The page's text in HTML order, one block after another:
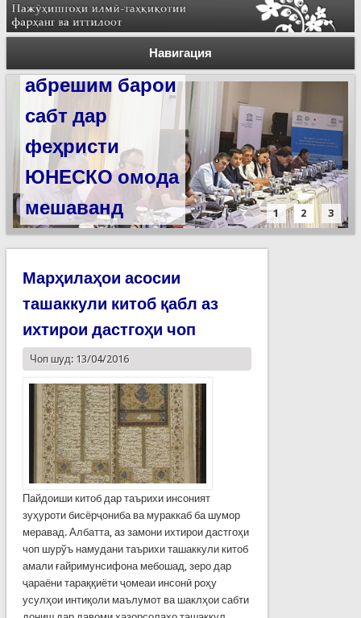
Навигация
Силсилаи
ёдгориҳои роҳи
абрешим барои
сабт дар
феҳристи
ЮНЕСКО омода
мешаванд
1 2 3
Марҳилаҳои асосии
ташаккули китоб қабл аз
ихтирои дастгоҳи чоп
Чоп шуд: 13/04/2016
Пайдоиши китоб дар таърихи инсоният
зуҳуроти бисёрҷониба ва мураккаб ба шумор
меравад. Албатта, аз замони ихтирои дастгоҳи
чоп шурўъ намудани таърихи ташаккули китоб
амали ғайримунсифона мебошад, зеро дар
ҷараёни тараққиёти ҷомеаи инсонӣ роҳу
усулҳои интиқоли маълумот ва шаклҳои сабти